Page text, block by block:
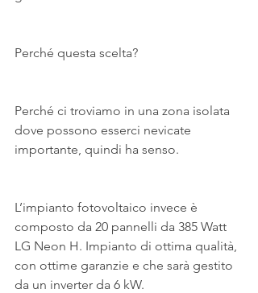
Perché questa scelta?
Perché ci troviamo in una zona isolata
dove possono esserci nevicate
importante, quindi ha senso.
L’impianto fotovoltaico invece è
composto da 20 pannelli da 385 Watt
LG Neon H. Impianto di ottima qualità,
con ottime garanzie e che sarà gestito
da un inverter da 6 kW.